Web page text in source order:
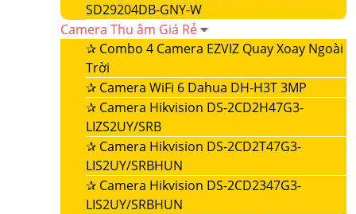
SD29204DB-GNY-W
Camera Thu âm Giá Rẻ
✰ Combo 4 Camera EZVIZ Quay Xoay Ngoài
Trời
✰ Camera WiFi 6 Dahua DH-H3T 3MP
✰ Camera Hikvision DS-2CD2H47G3-
LIZS2UY/SRB
✰ Camera Hikvision DS-2CD2T47G3-
LIS2UY/SRBHUN
✰ Camera Hikvision DS-2CD2347G3-
LIS2UY/SRBHUN